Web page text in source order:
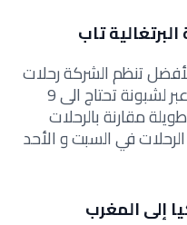
تاب
تنظم الشركة رحلات
جوية من مراكش إلى إسطنبول عبر لشبونة تحتاج الى 9
طويلة مقارنة بالرحلات
في السبت و الأحد
إلى المغرب